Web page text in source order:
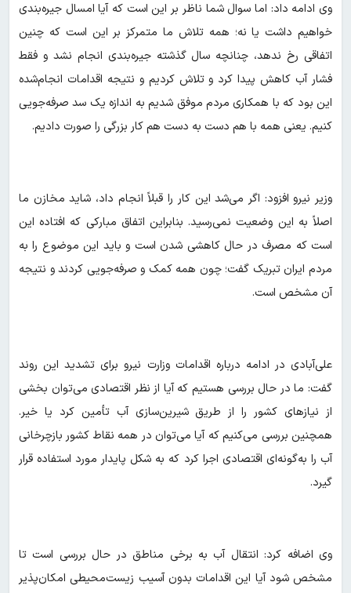
وی ادامه داد: اما سوال شما ناظر بر این است که آیا امسال جیره‌بندی
خواهیم داشت یا نه؛ همه تلاش ما متمرکز بر این است که چنین
اتفاقی رخ ندهد، چنانچه سال گذشته جیره‌بندی انجام نشد و فقط
فشار آب کاهش پیدا کرد و تلاش کردیم و نتیجه اقدامات انجام‌شده
این بود که با همکاری مردم موفق شدیم به اندازه یک سد صرفه‌جویی
کنیم. یعنی همه با هم دست به دست هم کار بزرگی را صورت دادیم.
وزیر نیرو افزود: اگر می‌شد این کار را قبلاً انجام داد، شاید مخازن ما
اصلاً به این وضعیت نمی‌رسید. بنابراین اتفاق مبارکی که افتاده این
است که مصرف در حال کاهشی شدن است و باید این موضوع را به
مردم ایران تبریک گفت؛ چون همه کمک و صرفه‌جویی کردند و نتیجه
آن مشخص است.
علی‌آبادی در ادامه درباره اقدامات وزارت نیرو برای تشدید این روند
گفت: ما در حال بررسی هستیم که آیا از نظر اقتصادی می‌توان بخشی
از نیازهای کشور را از طریق شیرین‌سازی آب تأمین کرد یا خیر.
همچنین بررسی می‌کنیم که آیا می‌توان در همه نقاط کشور بازچرخانی
آب را به‌گونه‌ای اقتصادی اجرا کرد که به شکل پایدار مورد استفاده قرار
گیرد.
وی اضافه کرد: انتقال آب به برخی مناطق در حال بررسی‌ است تا
مشخص شود آیا این اقدامات بدون آسیب زیست‌محیطی امکان‌پذیر